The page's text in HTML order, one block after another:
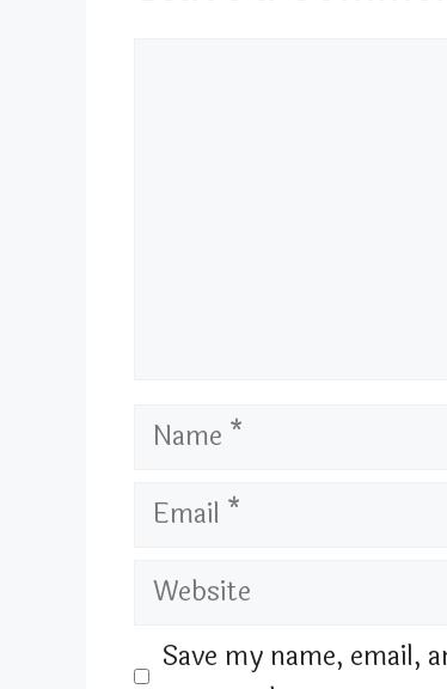
Name
Email
Website
Save my name,